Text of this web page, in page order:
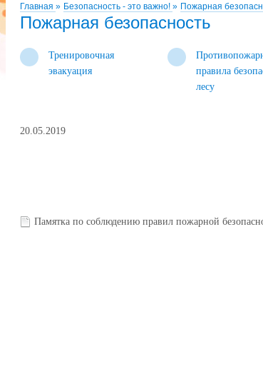
Главная » Безопасность - это важно! » Пожарная
Пожарная безопасность
Тренировочная
эвакуация
правила
лесу
20.05.2019
Памятка по соблюдению правил пожарной